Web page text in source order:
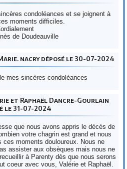
condoléances et se joignent à
moments difficiles.
de Doudeauville
nacry déposé le 30-07-2024
mes sincères condoléances
et Raphaël Dancre-Gourlain
le 31-07-2024
que nous avons appris le décès de
votre chagrin est grand et nous
ces moments douloureux. Nous ne
assister aux obsèques mais nous ne
à Parenty dès que nous serons
coeur avec vous, Valérie et Raphaël.